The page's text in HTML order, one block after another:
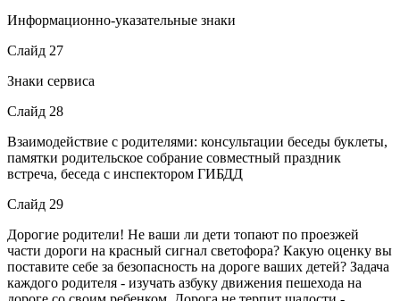
Информационно-указательные знаки
Слайд 27
Знаки сервиса
Слайд 28
Взаимодействие с родителями: консультации беседы буклеты,
памятки родительское собрание совместный праздник
встреча, беседа с инспектором ГИБДД
Слайд 29
Дорогие родители! Не ваши ли дети топают по проезжей
части дороги на красный сигнал светофора? Какую оценку вы
поставите себе за безопасность на дороге ваших детей? Задача
каждого родителя - изучать азбуку движения пешехода на